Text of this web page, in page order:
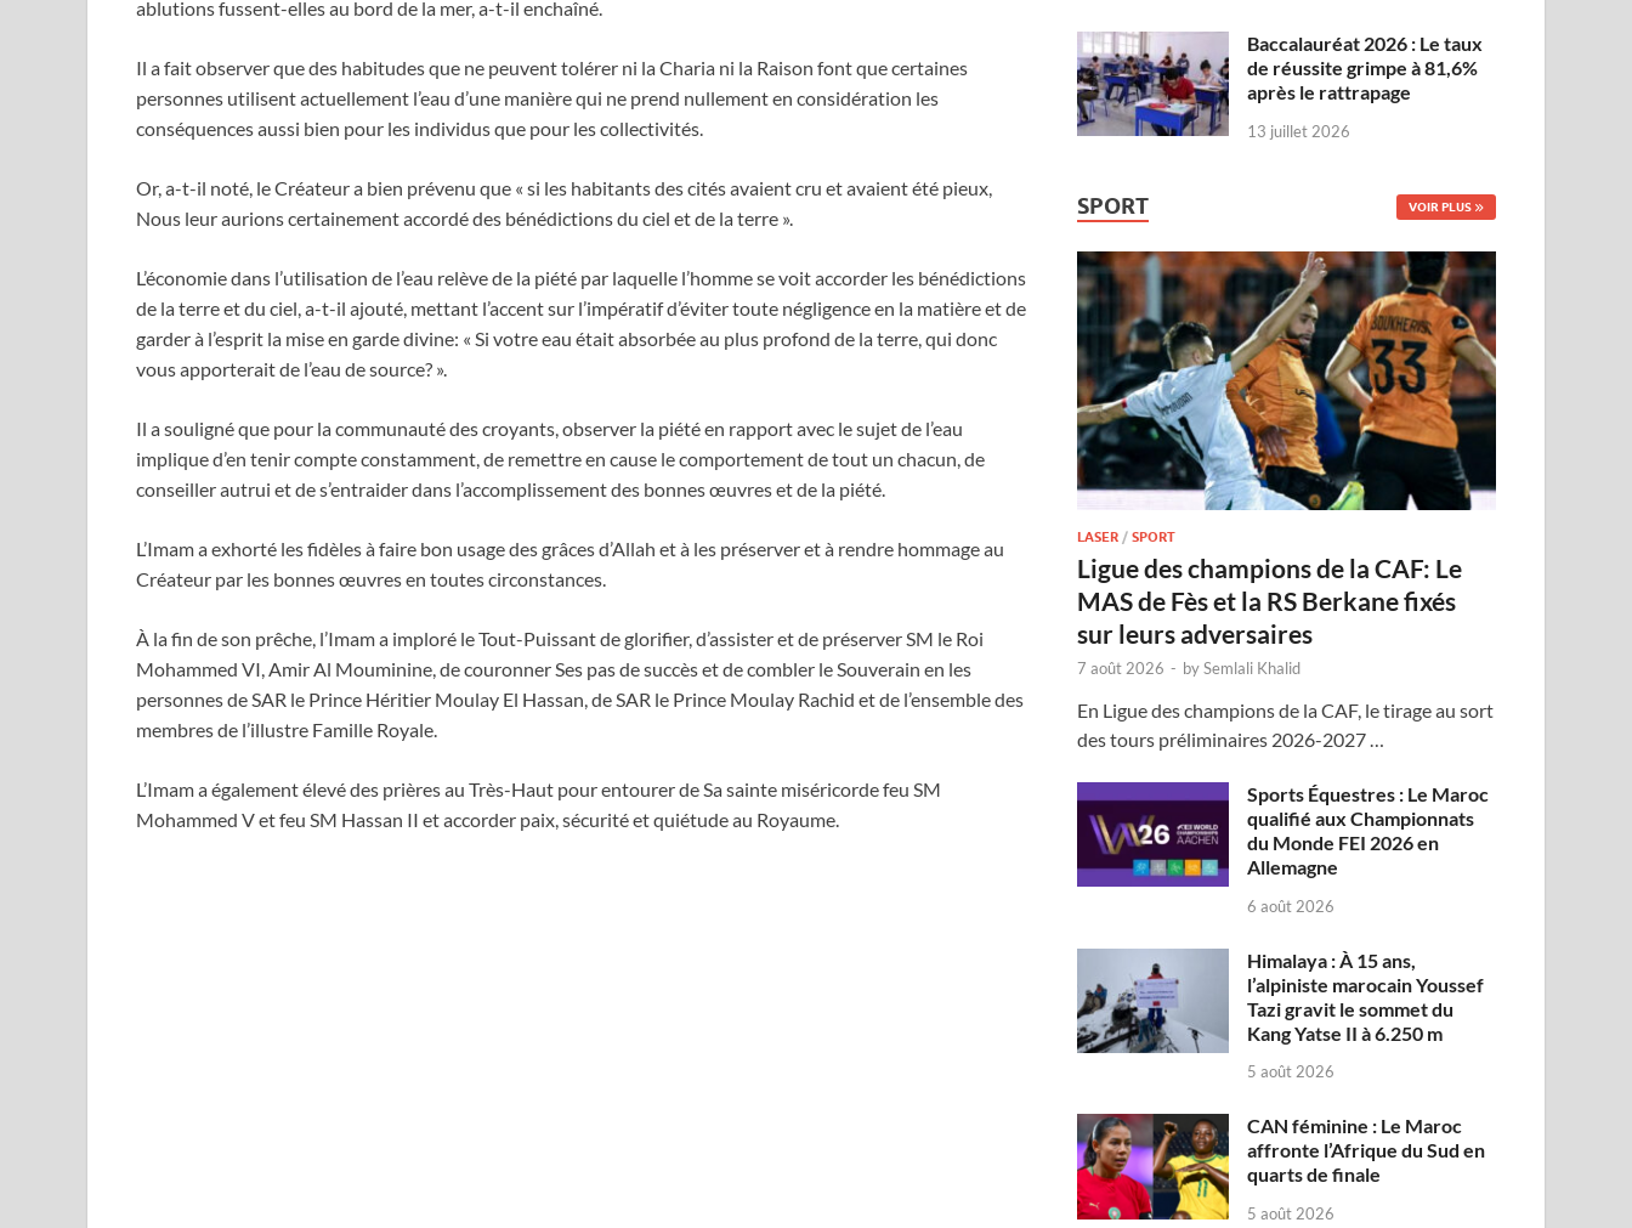
ablutions fussent-elles au bord de la mer, a-t-il enchaîné.
Il a fait observer que des habitudes que ne peuvent tolérer ni la Charia ni la Raison font que certaines
personnes utilisent actuellement l’eau d’une manière qui ne prend nullement en considération les
conséquences aussi bien pour les individus que pour les collectivités.
Or, a-t-il noté, le Créateur a bien prévenu que « si les habitants des cités avaient cru et avaient été pieux,
Nous leur aurions certainement accordé des bénédictions du ciel et de la terre ».
L’économie dans l’utilisation de l’eau relève de la piété par laquelle l’homme se voit accorder les bénédictions
de la terre et du ciel, a-t-il ajouté, mettant l’accent sur l’impératif d’éviter toute négligence en la matière et de
garder à l’esprit la mise en garde divine: « Si votre eau était absorbée au plus profond de la terre, qui donc
vous apporterait de l’eau de source? ».
Il a souligné que pour la communauté des croyants, observer la piété en rapport avec le sujet de l’eau
implique d’en tenir compte constamment, de remettre en cause le comportement de tout un chacun, de
conseiller autrui et de s’entraider dans l’accomplissement des bonnes œuvres et de la piété.
L’Imam a exhorté les fidèles à faire bon usage des grâces d’Allah et à les préserver et à rendre hommage au
Créateur par les bonnes œuvres en toutes circonstances.
À la fin de son prêche, l’Imam a imploré le Tout-Puissant de glorifier, d’assister et de préserver SM le Roi
Mohammed VI, Amir Al Mouminine, de couronner Ses pas de succès et de combler le Souverain en les
personnes de SAR le Prince Héritier Moulay El Hassan, de SAR le Prince Moulay Rachid et de l’ensemble des
membres de l’illustre Famille Royale.
L’Imam a également élevé des prières au Très-Haut pour entourer de Sa sainte miséricorde feu SM
Mohammed V et feu SM Hassan II et accorder paix, sécurité et quiétude au Royaume.
Baccalauréat 2026 : Le taux
de réussite grimpe à 81,6%
après le rattrapage
13 juillet 2026
SPORT VOIR PLUS
LASER /SPORT
Ligue des champions de la CAF: Le
MAS de Fès et la RS Berkane fixés
sur leurs adversaires
7 août 2026 - bySemlali Khalid
En Ligue des champions de la CAF, le tirage au sort
des tours préliminaires 2026-2027 …
Sports Équestres : Le Maroc
qualifié aux Championnats
du Monde FEI 2026 en
Allemagne
6 août 2026
Himalaya : À 15 ans,
l’alpiniste marocain Youssef
Tazi gravit le sommet du
Kang Yatse II à 6.250 m
5 août 2026
CAN féminine : Le Maroc
affronte l’Afrique du Sud en
quarts de finale
5 août 2026